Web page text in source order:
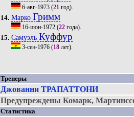
6-авг-1973(21год).
14. Марко Гримм
16-июн-1972(22года).
15. Самуэль Куффур
3-сен-1976(18лет).
Тренеры
Джованни ТРАПАТТОНИ
Предупреждены Комарк,
Статистика